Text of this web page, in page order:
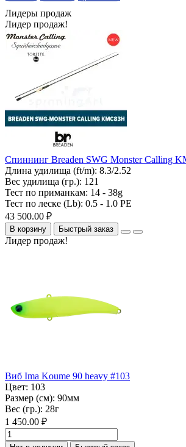
Лидеры продаж
Лидер продаж!
Спиннинг Breaden SWG Monster Calling
Длина удилища (ft/m): 8.3/2.52
Вес удилища (гр.): 121
Тест по приманкам: 14 - 38g
Тест по леске (Lb): 0.5 - 1.0 PE
43 500.00 ₽
В корзину Быстрый заказ
Лидер продаж!
Виб Ima Koume 90 heavy #103
Цвет: 103
Размер (см): 90мм
Вес (гр.): 28г
1 450.00 ₽